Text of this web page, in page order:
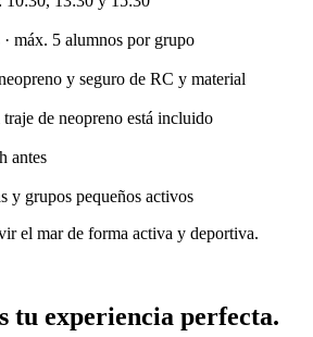
máx. 5 alumnos por grupo
y seguro de RC y material
de neopreno está incluido
antes
y grupos pequeños activos
el mar de forma activa y deportiva.
tu experiencia perfecta.